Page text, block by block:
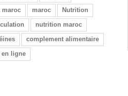
maroc
maroc
Nutrition
nutrition maroc
complement alimentaire
en ligne